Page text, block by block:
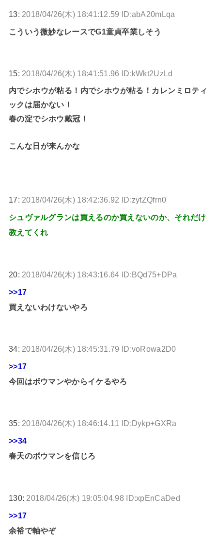
13: 2018/04/26(木) 18:41:12.59 ID:abA20mLqa
こういう微妙なレースでG1童貞卒業しそう
15: 2018/04/26(木) 18:41:51.96 ID:kWkt2UzLd
内でシホウが粘る！内でシホウが粘る！カレンミロティ
ックは届かない！
春の淀でシホウ戴冠！
こんな日が来んかな
17: 2018/04/26(木) 18:42:36.92 ID:zytZQfrn0
シュヴァルグランは買えるのか買えないのか、それだけ
教えてくれ
20: 2018/04/26(木) 18:43:16.64 ID:BQd75+DPa
>>17
買えないわけないやろ
34: 2018/04/26(木) 18:45:31.79 ID:voRowa2D0
>>17
今回はボウマンやからイケるやろ
35: 2018/04/26(木) 18:46:14.11 ID:Dykp+GXRa
>>34
春天のボウマンを信じろ
130: 2018/04/26(木) 19:05:04.98 ID:xpEnCaDed
>>17
余裕で軸やぞ